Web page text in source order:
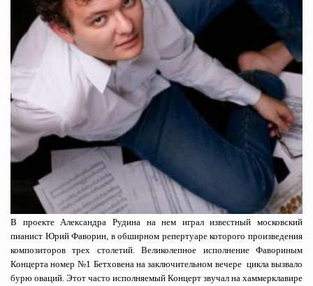
В проекте Александра Рудина на нем играл известный московский
пианист Юрий Фаворин, в обширном репертуаре которого произведения
композиторов трех столетий. Великолепное исполнение Фавориным
Концерта номер №1 Бетховена на заключительном вечере цикла вызвало
бурю оваций. Этот часто исполняемый Концерт звучал на хаммерклавире